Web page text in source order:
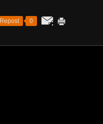
Repost 0